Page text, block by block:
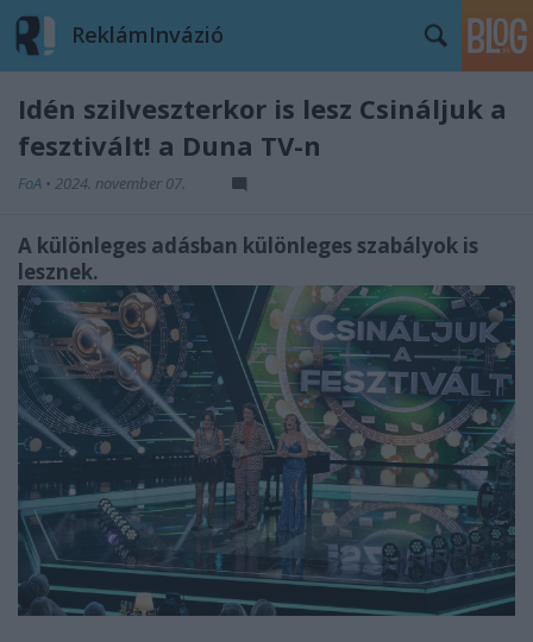
ReklámInvázió
Idén szilveszterkor is lesz Csináljuk a
fesztivált! a Duna TV-n
FoA • 2024. november 07.
A különleges adásban különleges szabályok is
lesznek.